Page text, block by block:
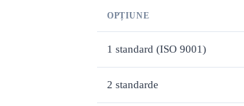
OPȚIUNE
1 standard (ISO 9001)
2 standarde